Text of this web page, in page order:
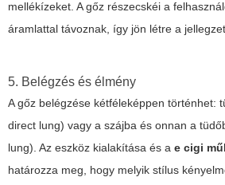
mellékízeket. A gőz részecskéi a
áramlattal távoznak, így jön létre a
5. Belégzés és élmény
A gőz belégzése kétféleképpen történhet:
direct lung) vagy a szájba és onnan a
lung). Az eszköz kialakítása és a e cigi
határozza meg, hogy melyik stílus